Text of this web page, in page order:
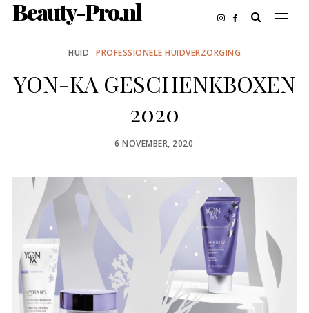
Beauty-Pro.nl
HUID PROFESSIONELE HUIDVERZORGING
YON-KA GESCHENKBOXEN
2020
POSTED
6 NOVEMBER, 2020